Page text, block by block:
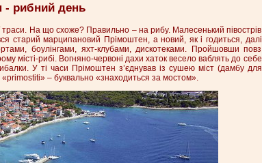
- рибний день
траси. На що схоже? Правильно – на рибу. Малесенький півострів
старий марципановий Прімоштен, а новий, як і годиться, далі
боулінгами, яхт-клубами, дискотеками. Пройшовши повз
місті-рибі. Вогняно-червоні дахи хаток весело ваблять до себе
У ті часи Прімоштен з’єднував із сушею міст (дамбу для
«primostiti» – буквально «знаходиться за мостом».